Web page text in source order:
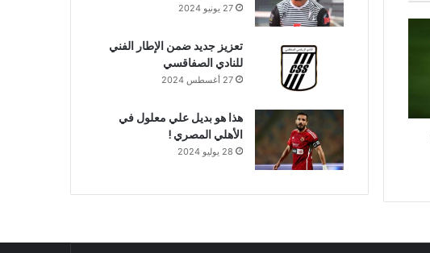
27 يونيو 2024
تعزيز جديد ضمن الإطار الفني
للنادي الصفاقسي
27 أغسطس 2024
هذا هو بديل علي معلول في
الأهلي المصري !
28 يوليو 2024